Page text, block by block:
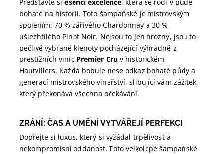
Představte siesenci excelence, která se rodí v půdě
bohaté na historii. Toto šampaňské je mistrovským
spojením: 70 % zářivého Chardonnay a 30 %
ušlechtilého Pinot Noir. Nejsou to jen hrozny, jsou to
pečlivě vybrané klenoty pocházející výhradně z
prestižních vinic Premier Cruv historickém
Hautvillers. Každá bobule nese odkaz bohaté půdy a
generací mistrovského vinařství, slibující vám zážitek,
který překonává všechna očekávání.
ZRÁNÍ: ČAS A UMĚNÍ VYTVÁŘEJÍ PERFEKCI
Dopřejte si luxus, který si vyžádal trpělivost a
nekompromisní oddanost. Toto velkolepé šampaňské